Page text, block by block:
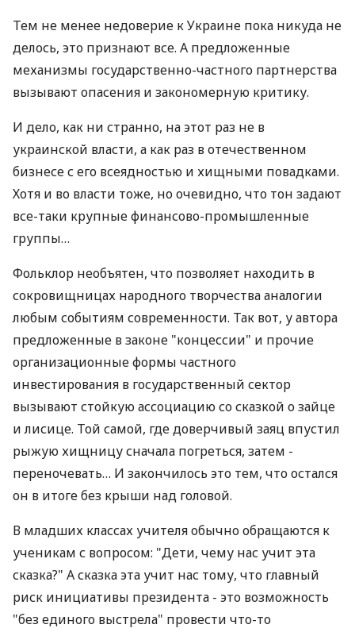
Тем не менее недоверие к Украине пока никуда не
делось, это признают все. А предложенные
механизмы государственно-частного партнерства
вызывают опасения и закономерную критику.
И дело, как ни странно, на этот раз не в
украинской власти, а как раз в отечественном
бизнесе с его всеядностью и хищными повадками.
Хотя и во власти тоже, но очевидно, что тон задают
все-таки крупные финансово-промышленные
группы…
Фольклор необъятен, что позволяет находить в
сокровищницах народного творчества аналогии
любым событиям современности. Так вот, у автора
предложенные в законе "концессии" и прочие
организационные формы частного
инвестирования в государственный сектор
вызывают стойкую ассоциацию со сказкой о зайце
и лисице. Той самой, где доверчивый заяц впустил
рыжую хищницу сначала погреться, затем -
переночевать… И закончилось это тем, что остался
он в итоге без крыши над головой.
В младших классах учителя обычно обращаются к
ученикам с вопросом: "Дети, чему нас учит эта
сказка?" А сказка эта учит нас тому, что главный
риск инициативы президента - это возможность
"без единого выстрела" провести что-то